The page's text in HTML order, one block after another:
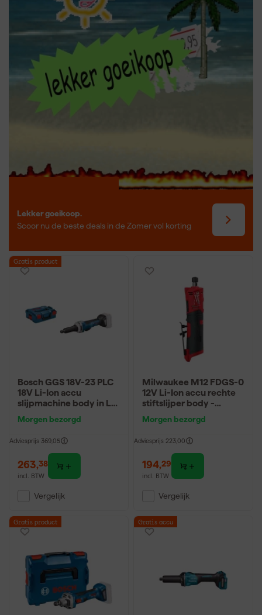
Een rechte slijper gebruik je door het gereedschap met beide
handen stevig vast te houden, waarbij je zorgt voor een stabiele
werkpositie. Monteer een passende slijpsteen of frees afhankelijk
van je materiaal en toepassing. Start de machine pas als het
gereedschap vrij hangt van het werkstuk. Breng de slijper daarna
met lichte druk naar het oppervlak en laat het toerental het werk
doen – niet duwen of wrikken. Dankzij de smalle behuizing van
rechte slijpers kun je precies werken in uitsparingen, groeven of
Lekker goeikoop.
Scoor nu de beste deals in de Zomer vol korting
Gratis product
Bosch GGS 18V-23 PLC
18V Li-Ion accu
slijpmachine body in L-
Morgen bezorgd
Adviesprijs 369,05
263,38
incl. BTW
Vergelijk
Milwaukee M12 FDGS-0
12V Li-Ion accu rechte
stiftslijper body -
koolborstelloos
Morgen bezorgd
Adviesprijs 223,00
194,29
incl. BTW
Vergelijk
Gratis product Gratis accu